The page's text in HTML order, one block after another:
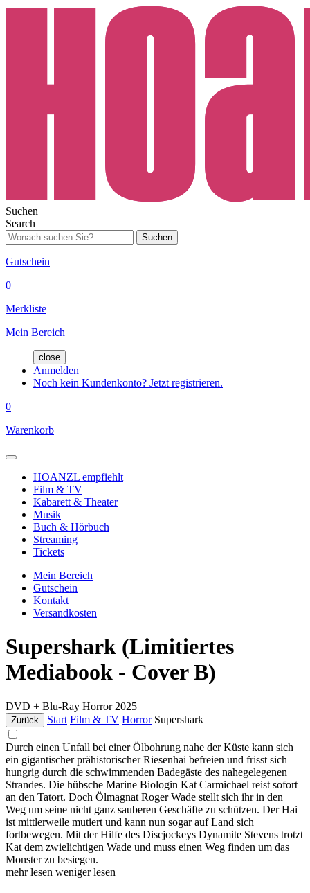
Suchen
Search
Suchen
Gutschein
0
Merkliste
Mein Bereich
close
Anmelden
Noch kein Kundenkonto? Jetzt registrieren.
0
Warenkorb
HOANZL empfiehlt
Film & TV
Kabarett & Theater
Musik
Buch & Hörbuch
Streaming
Tickets
Mein Bereich
Gutschein
Kontakt
Versandkosten
Supershark (Limitiertes
Mediabook - Cover B)
DVD + Blu-Ray Horror 2025
Zurück Start Film & TV Horror Supershark
Durch einen Unfall bei einer Ölbohrung nahe der Küste kann sich
ein gigantischer prähistorischer Riesenhai befreien und frisst sich
hungrig durch die schwimmenden Badegäste des nahegelegenen
Strandes. Die hübsche Marine Biologin Kat Carmichael reist sofort
an den Tatort. Doch Ölmagnat Roger Wade stellt sich ihr in den
Weg um seine nicht ganz sauberen Geschäfte zu schützen. Der Hai
ist mittlerweile mutiert und kann nun sogar auf Land sich
fortbewegen. Mit der Hilfe des Discjockeys Dynamite Stevens trotzt
Kat dem zwielichtigen Wade und muss einen Weg finden um das
Monster zu besiegen.
mehr lesen weniger lesen